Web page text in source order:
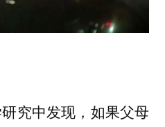
究中发现，如果父母